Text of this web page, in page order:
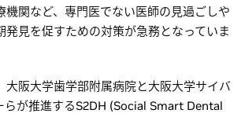
機関など、専門医でない医師の見過ごしや
発見を促すための対策が急務となっていま
大阪大学歯学部附属病院と大阪大学サイバ
らが推進するS2DH (Social Smart Dental